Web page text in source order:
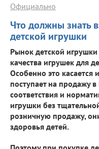
Что должны знать
детской игрушки
Официально
Рынок детской
качества игрушек для
Особенно это касается
поступает на продажу
соответствия и
игрушки без
розничную продажу,
здоровья детей.